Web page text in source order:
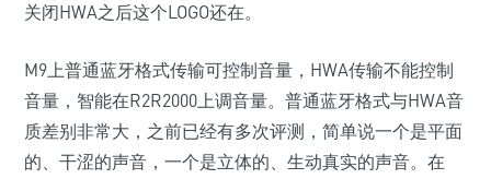
关闭HWA之后这个LOGO还在。
M9上普通蓝牙格式传输可控制音量，HWA传输不能控制
音量，智能在R2R2000上调音量。普通蓝牙格式与HWA音
质差别非常大，之前已经有多次评测，简单说一个是平面
的、干涩的声音，一个是立体的、生动真实的声音。在